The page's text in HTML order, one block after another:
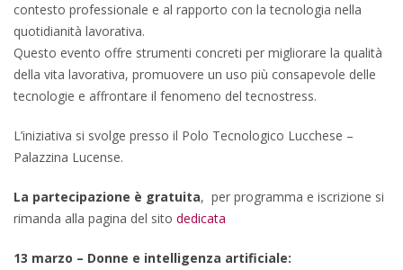
contesto professionale e al rapporto con la tecnologia nella
quotidianità lavorativa.
Questo evento offre strumenti concreti per migliorare la qualità
della vita lavorativa, promuovere un uso più consapevole delle
tecnologie e affrontare il fenomeno del tecnostress.
L’iniziativa si svolge presso il Polo Tecnologico Lucchese –
Palazzina Lucense.
La partecipazione è gratuita, per programma e iscrizione si
rimanda alla pagina del sito dedicata
13 marzo – Donne e intelligenza artificiale: